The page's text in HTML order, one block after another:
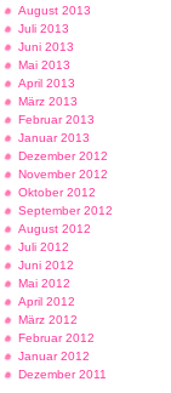
August 2013
Juli 2013
Juni 2013
Mai 2013
April 2013
März 2013
Februar 2013
Januar 2013
Dezember 2012
November 2012
Oktober 2012
September 2012
August 2012
Juli 2012
Juni 2012
Mai 2012
April 2012
März 2012
Februar 2012
Januar 2012
Dezember 2011